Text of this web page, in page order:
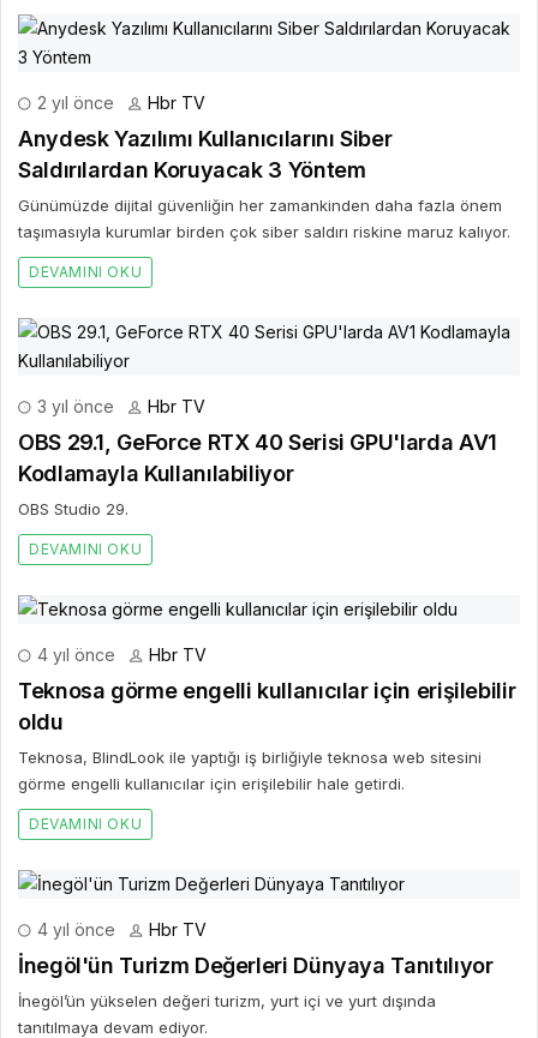
2 yıl önce Hbr TV
Anydesk Yazılımı Kullanıcılarını Siber
Saldırılardan Koruyacak 3 Yöntem
Günümüzde dijital güvenliğin her zamankinden daha fazla önem
taşımasıyla kurumlar birden çok siber saldırı riskine maruz kalıyor.
DEVAMINI OKU
3 yıl önce Hbr TV
OBS 29.1, GeForce RTX 40 Serisi GPU'larda AV1
Kodlamayla Kullanılabiliyor
OBS Studio 29.
DEVAMINI OKU
4 yıl önce Hbr TV
Teknosa görme engelli kullanıcılar için erişilebilir
oldu
Teknosa, BlindLook ile yaptığı iş birliğiyle teknosa web sitesini
görme engelli kullanıcılar için erişilebilir hale getirdi.
DEVAMINI OKU
4 yıl önce Hbr TV
İnegöl'ün Turizm Değerleri Dünyaya Tanıtılıyor
İnegöl’ün yükselen değeri turizm, yurt içi ve yurt dışında
tanıtılmaya devam ediyor.